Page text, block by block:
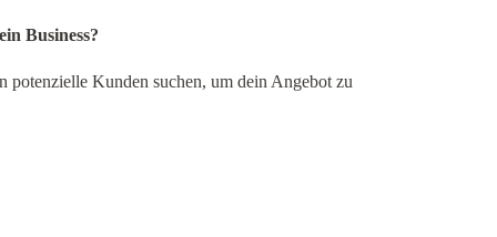
Business?
potenzielle Kunden suchen, um dein Angebot zu